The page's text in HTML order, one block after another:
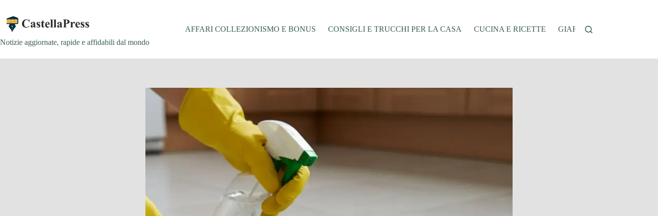
contenuto
Notizie aggiornate, rapide e affidabili dal mondo
AFFARI COLLEZIONISMO E BONUS CONSIGLI E TRUCCHI PER LA CASA CUCINA E RICETTE GIARDINAGGIO